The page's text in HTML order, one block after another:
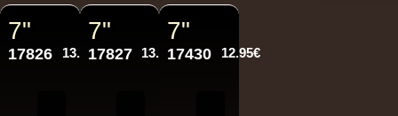
7"
17826 13.95€
7"
17827 13.95€
7"
17430 12.95€